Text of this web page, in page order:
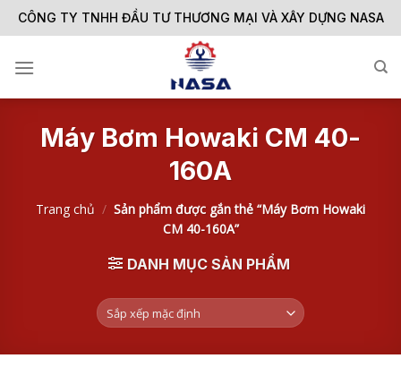
Skip
to
CÔNG TY TNHH ĐẦU TƯ THƯƠNG MẠI VÀ XÂY DỰNG NASA
Máy Bơm Howaki CM 40-
160A
Trang chủ / Sản phẩm được gắn thẻ “Máy Bơm Howaki
CM 40-160A”
DANH MỤC SẢN PHẨM